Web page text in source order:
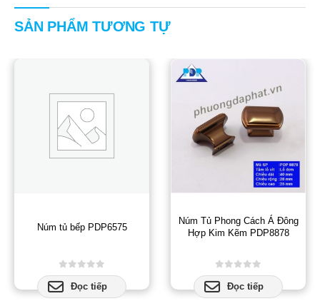
SẢN PHẨM TƯƠNG TỰ
Núm tủ bếp PDP6575
0out of 5
Đọc tiếp
Núm Tủ Phong Cách Á Đông
Hợp Kim Kẽm PDP8878
0out of 5
Đọc tiếp